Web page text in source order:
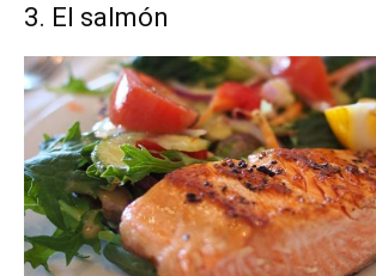
3. El salmón